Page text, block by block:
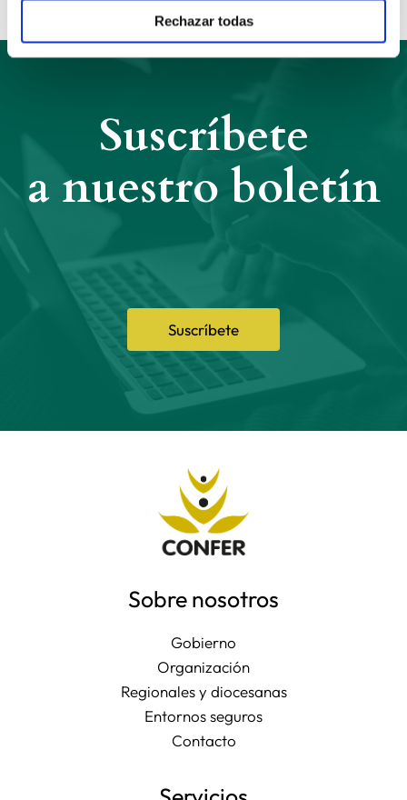
Rechazar todas
Suscríbete
Suscríbete
a nuestro boletín
Sobre nosotros
Gobierno
Organización
Regionales y diocesanas
Entornos seguros
Contacto